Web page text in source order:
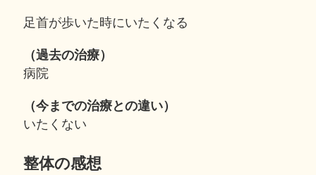
足首が歩いた時にいたくなる
（過去の治療）
病院
（今までの治療との違い）
いたくない
整体の感想